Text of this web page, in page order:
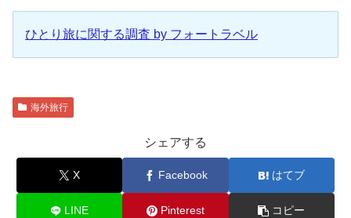
ひとり旅に関する調査 by フォートラベル
海外旅行
シェアする
X Facebook はてブ
LINE Pinterest コピー